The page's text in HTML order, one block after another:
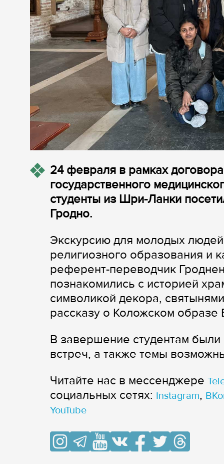
24 февраля в рамках
государственного
студенты из Шри-Ланки
Гродно.
Экскурсию для молодых
религиозного образования и
референт-переводчик
познакомились с историей
символикой декора,
рассказу о Коложском
В завершение студентам
встреч, а также темы
Читайте нас в мессенджере
cоциальных сетях: Instagram,
YouTube